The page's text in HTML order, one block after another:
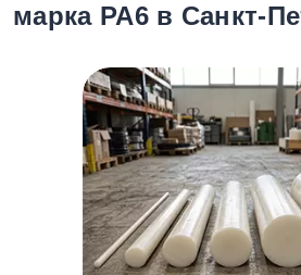
марка PA6 в Санкт-